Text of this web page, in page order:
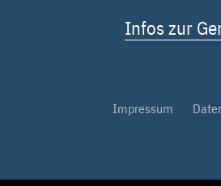
Infos zur
Impressum